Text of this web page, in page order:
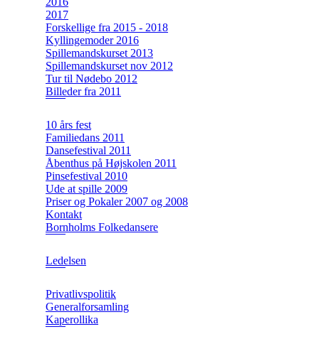
2017
Forskellige fra 2015 - 2018
Kyllingemoder 2016
Spillemandskurset 2013
Spillemandskurset nov 2012
Tur til Nødebo 2012
Billeder fra 2011
10 års fest
Familiedans 2011
Dansefestival 2011
Åbenthus på Højskolen 2011
Pinsefestival 2010
Ude at spille 2009
Priser og Pokaler 2007 og 2008
Kontakt
Bornholms Folkedansere
Ledelsen
Privatlivspolitik
Generalforsamling
Kaperollika